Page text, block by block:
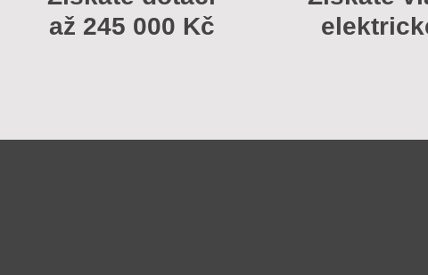
až 245 000 Kč